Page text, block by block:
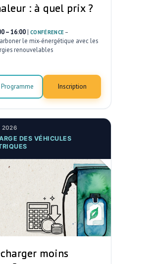
: à quel prix ?
– 16:00 | CONFÉRENCE –
le mix-énergétique avec les
renouvelables
Inscription
2026
DES VÉHICULES
moins